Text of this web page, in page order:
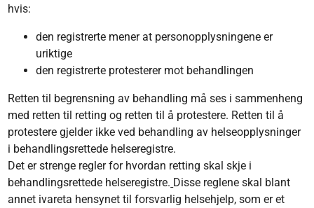
hvis:
den registrerte mener at personopplysningene er
uriktige
den registrerte protesterer mot behandlingen
Retten til begrensning av behandling må ses i sammenheng
med retten til retting og retten til å protestere. Retten til å
protestere gjelder ikke ved behandling av helseopplysninger
i behandlingsrettede helseregistre.
Det er strenge regler for hvordan retting skal skje i
behandlingsrettede helseregistre. Disse reglene skal blant
annet ivareta hensynet til forsvarlig helsehjelp, som er et